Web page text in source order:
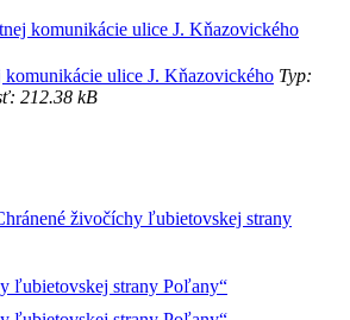
komunikácie ulice J. Kňazovického Typ:
212.38 kB
živočíchy ľubietovskej strany